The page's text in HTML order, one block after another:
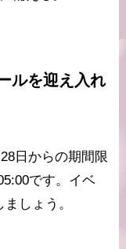
ルを迎え入れ
日からの期間限
です。イベ
しょう。